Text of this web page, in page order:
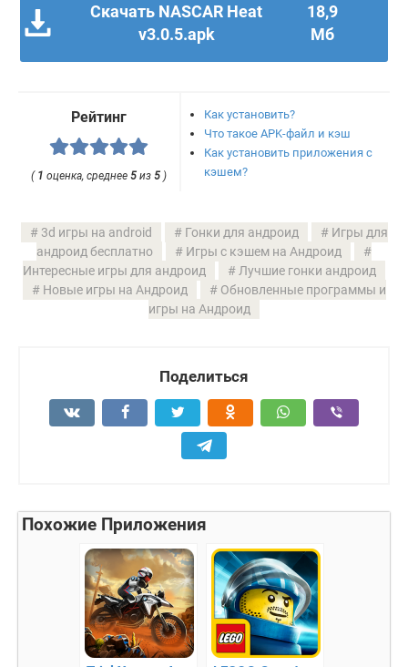
Скачать NASCAR Heat
v3.0.5.apk
18,9
Мб
Рейтинг
( 1 оценка, среднее5 из5 )
Как установить?
Что такое APK-файл и кэш
Как установить приложения с
кэшем?
3d игры на android Гонки для андроид
Игры для
андроид бесплатно
Игры с кэшем на Андроид
Интересные игры для андроид
Лучшие гонки андроид
Новые игры на Андроид
Обновленные программы и
игры на Андроид
Поделиться
Похожие Приложения